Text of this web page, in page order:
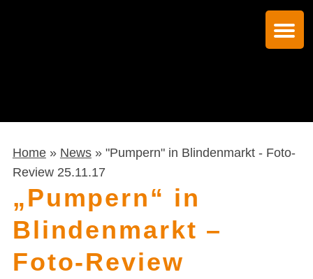
Home» News» "Pumpern" in Blindenmarkt - Foto-
Review 25.11.17
„Pumpern“ in
Blindenmarkt –
Foto-Review